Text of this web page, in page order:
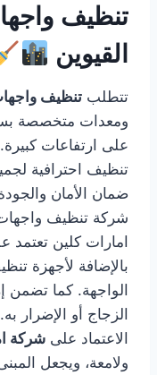
تنظيف
القيوين
تتطلب تنظيف
ومعدات متخصصة
على ارتفاعات
تنظيف احترافية
ضمان الأمان والجودة
شركة تنظيف
امارات كلين تعتمد
بالإضافة لأجهزة
الواجهة. كما تضمن
الزجاج أو الإضرار به.
الاعتماد على شركة
ولامعة، ويجعل